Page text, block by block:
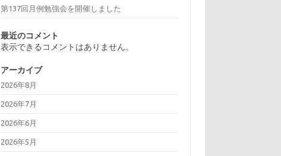
第137回月例勉強会を開催しました
最近のコメント
表示できるコメントはありません。
アーカイブ
2026年8月
2026年7月
2026年6月
2026年5月